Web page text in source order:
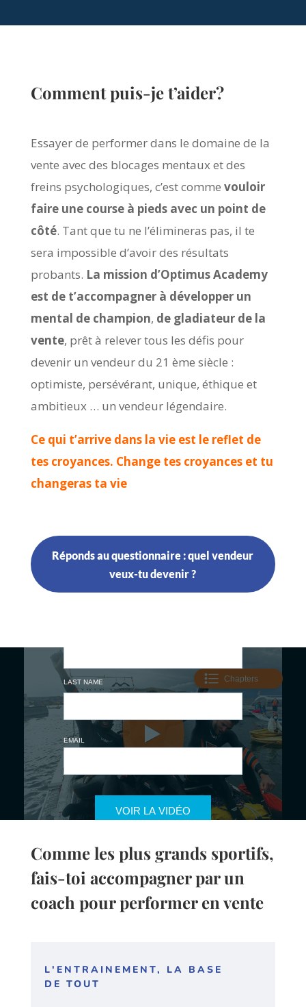
Comment puis-je t’aider?
Essayer de performer dans le domaine de la
vente avec des blocages mentaux et des
freins psychologiques, c’est comme vouloir
faire une course à pieds avec un point de
côté. Tant que tu ne l’élimineras pas, il te
sera impossible d’avoir des résultats
probants. La mission d’Optimus Academy
est de t’accompagner à développer un
mental de champion, de gladiateur de la
vente, prêt à relever tous les défis pour
devenir un vendeur du 21 ème siècle :
optimiste, persévérant, unique, éthique et
ambitieux … un vendeur légendaire.
Ce qui t’arrive dans la vie est le reflet de
tes croyances. Change tes croyances et tu
changeras ta vie
Réponds au questionnaire : quel vendeur
veux-tu devenir ?
Comme les plus grands sportifs,
fais-toi accompagner par un
coach pour performer en vente
L'ENTRAINEMENT, LA BASE
DE TOUT